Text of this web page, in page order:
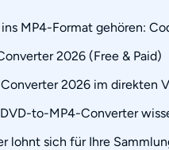
MP4-Format gehören:
2026 (Free & Paid)
Der beste DVD to MP4
praktische kostenlose DVD
Platinum: Schnell &
2026 im direkten
DVD-to-MP4-Converter
DVD-Ripper nur den
lohnt sich für Ihre